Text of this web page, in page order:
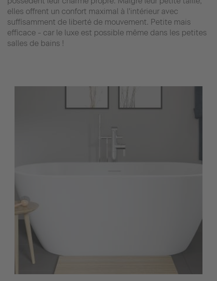
elles offrent un confort maximal à l'intérieur avec
suffisamment de liberté de mouvement. Petite mais
efficace - car le luxe est possible même dans les petites
salles de bains !